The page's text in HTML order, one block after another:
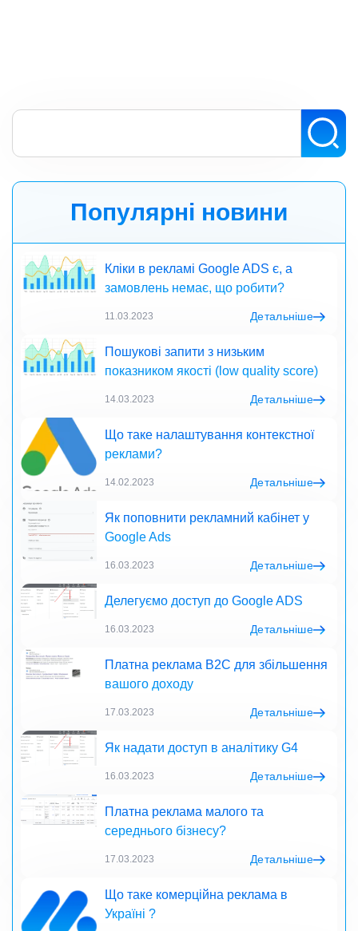
Популярні новини
Кліки в рекламі Google ADS є, а
замовлень немає, що робити?
11.03.2023 Детальніше
Пошукові запити з низьким
показником якості (low quality score)
14.03.2023 Детальніше
Що таке налаштування контекстної
реклами?
14.02.2023 Детальніше
Як поповнити рекламний кабінет у
Google Ads
16.03.2023 Детальніше
Делегуємо доступ до Google ADS
16.03.2023 Детальніше
Платна реклама B2C для збільшення
вашого доходу
17.03.2023 Детальніше
Як надати доступ в аналітику G4
16.03.2023 Детальніше
Платна реклама малого та
середнього бізнесу?
17.03.2023 Детальніше
Що таке комерційна реклама в
Україні ?